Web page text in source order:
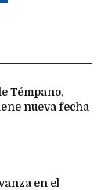
Témpano,
nueva fecha
en el